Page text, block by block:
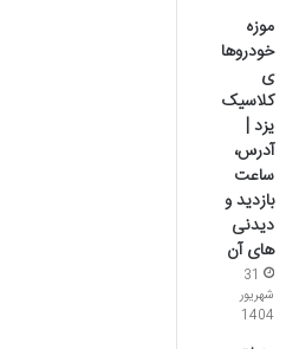
موزه
خودروها
ی
کلاسیک
یزد |
آدرس،
ساعت
بازدید و
دیدنی
های آن
31
شهریور
1404